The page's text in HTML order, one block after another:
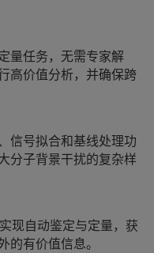
量任务，无需专家解
高价值分析，并确保跨
信号拟合和基线处理功
分子背景干扰的复杂样
现自动鉴定与定量，获
的有价值信息。